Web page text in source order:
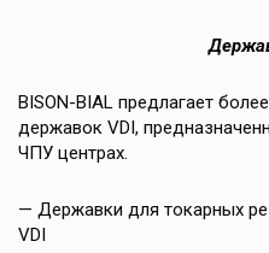
BISON-BIAL предлагает
державок VDI,
ЧПУ центрах.
— Державки для токарных
VDI